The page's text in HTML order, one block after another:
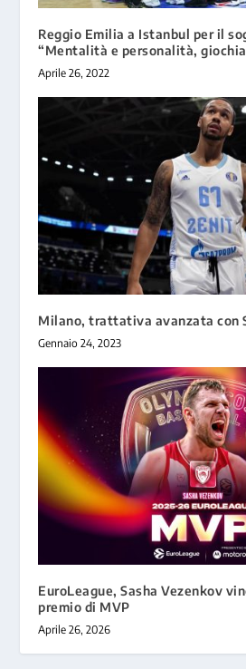
Reggio Emilia a Istanbul per il
“Mentalità e personalità,
Aprile 26, 2022
Milano, trattativa avanzata con
Gennaio 24, 2023
EuroLeague, Sasha Vezenkov
premio di MVP
Aprile 26, 2026